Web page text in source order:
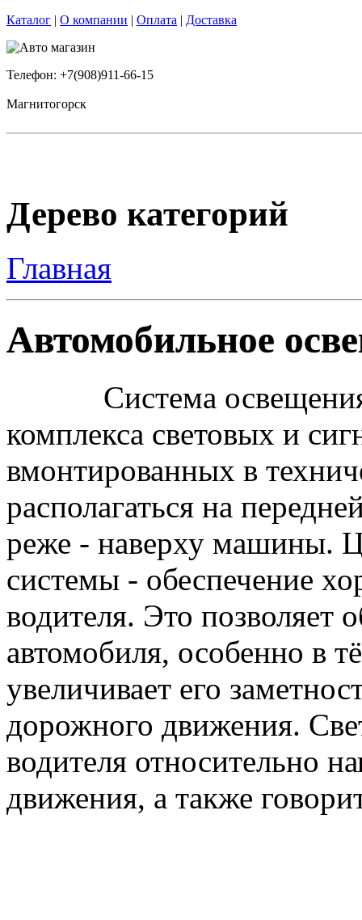
Каталог | О компании | Оплата | Доставка
Телефон: +7(908)911-66-15
Магнитогорск
Дерево категорий
Главная
Автомобильное
Система освещения
комплекса световых и
вмонтированных в
располагаться на
реже - наверху машины.
системы - обеспечение
водителя. Это позволяет
автомобиля, особенно в
увеличивает его
дорожного движения.
водителя относительно
движения, а также